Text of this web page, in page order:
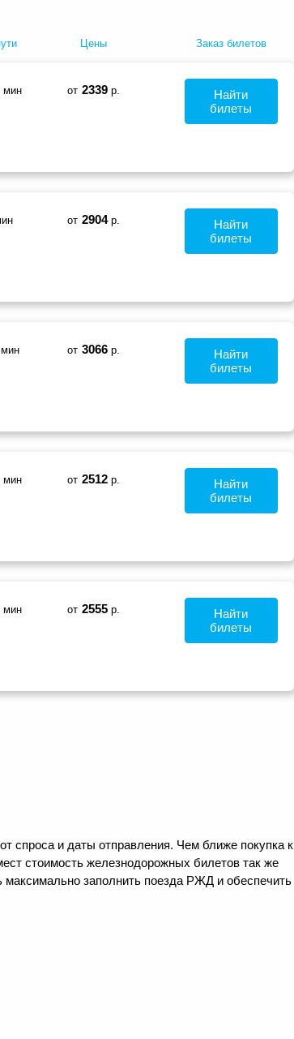
Цены Заказ билетов
мин от 2339 р.
Найти
билеты
от 2904р.
Найти
билеты
от 3066 р.
Найти
билеты
мин от 2512 р.
Найти
билеты
мин от 2555 р.
Найти
билеты
спроса и даты отправления. Чем ближе покупка к
стоимость железнодорожных билетов так же
максимально заполнить поезда РЖД и обеспечить